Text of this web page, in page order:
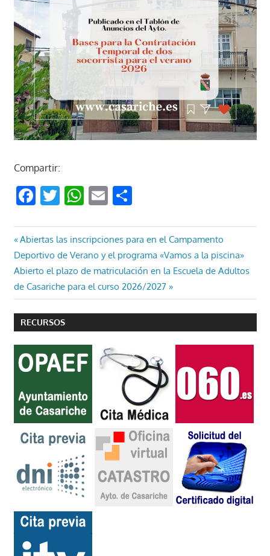
Compartir:
Facebook
Twitter
WhatsApp
EmailCompartir
Navegación
de
entradas
Entrada
anterior:
Abiertas las inscripciones para en el Campamento
Deportivo de Verano y el programa «Vamos a la piscina»
Entrada
siguiente:
Abierto el plazo de matriculación en la Escuela de Adultos
de Casariche para el curso 2026/2027
RECURSOS